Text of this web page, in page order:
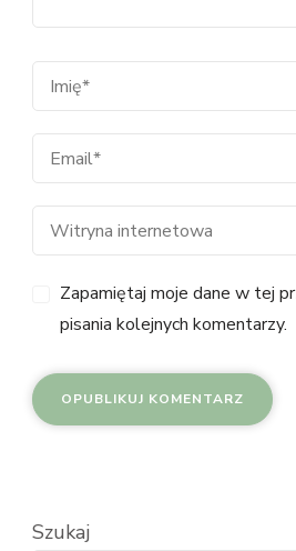
Zapamiętaj moje dane w tej
pisania kolejnych komentarzy.
Szukaj